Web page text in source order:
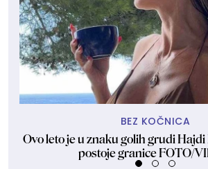
BEZ KOČNICA
Ovo leto je u znaku golih grudi
postoje granice FOTO/